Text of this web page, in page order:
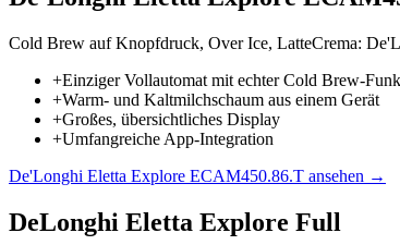
Cold Brew auf Knopfdruck, Over Ice, LatteCrema:
+Einziger Vollautomat mit echter Cold Brew-
+Warm- und Kaltmilchschaum aus einem Gerät
+Großes, übersichtliches Display
+Umfangreiche App-Integration
De'Longhi Eletta Explore ECAM450.86.T ansehen →
DeLonghi Eletta Explore Full